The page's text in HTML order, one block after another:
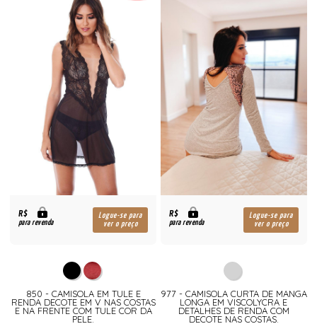
R$
para revenda
Logue-se para
ver o preço
850 - CAMISOLA EM TULE E
RENDA DECOTE EM V NAS COSTAS
E NA FRENTE COM TULE COR DA
PELE.
R$
para revenda
Logue-se para
ver o preço
977 - CAMISOLA CURTA DE MANGA
LONGA EM VISCOLYCRA E
DETALHES DE RENDA COM
DECOTE NAS COSTAS.